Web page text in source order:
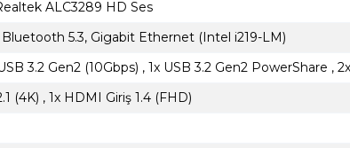
ALC3289 HD Ses
Bluetooth 5.3, Gigabit Ethernet (Intel i219-LM)
3.2 Gen2 (10Gbps) , 1x USB 3.2 Gen2 PowerShare ,
(4K) , 1x HDMI Giriş 1.4 (FHD)